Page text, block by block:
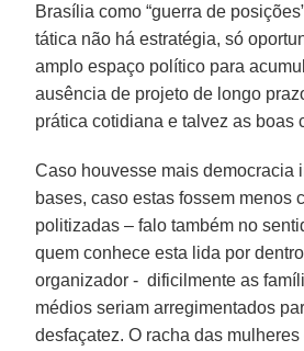
Brasília como “guerra de
tática não há estratégia, só
amplo espaço político para
ausência de projeto de longo
prática cotidiana e talvez as boas
Caso houvesse mais democracia
bases, caso estas fossem menos
politizadas – falo também no
quem conhece esta lida por
organizador - dificilmente as
médios seriam arregimentados
desfaçatez. O racha das mulheres